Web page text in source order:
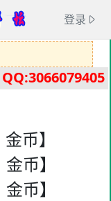
登录
币】
币】
币】